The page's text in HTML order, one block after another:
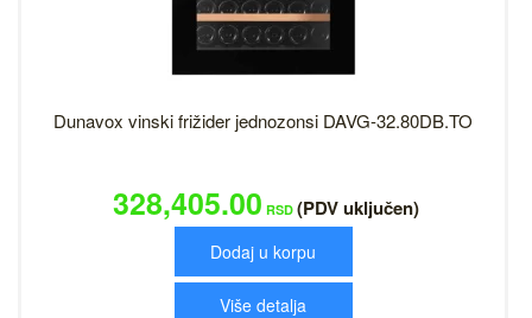
Dunavox vinski frižider jednozonsi DAVG-32.80DB.TO
328,405.00 RSD (PDV uključen)
Dodaj u korpu
Više detalja